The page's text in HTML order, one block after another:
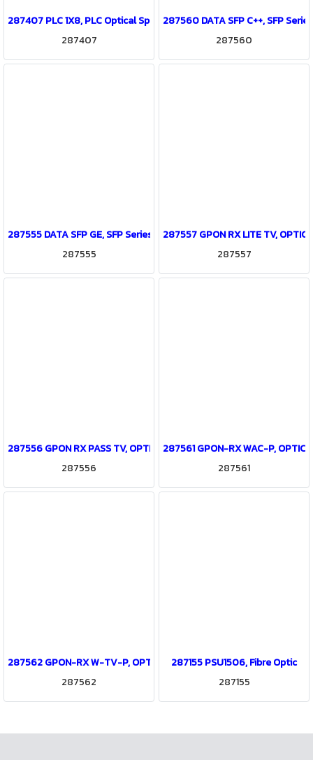
287407 PLC 1X8, PLC Optical Splitters Series
287407
287560 DATA SFP C++, SFP Series
287560
287555 DATA SFP GE, SFP Series
287555
287557 GPON RX LITE TV,
287557
287556 GPON RX PASS TV, OPTICAL NETWORK TERMINAL Series
287556
287561 GPON-RX WAC-P,
287561
287562 GPON-RX W-TV-P, OPTICAL NETWORK TERMINAL Series
287562
287155 PSU1506, Fibre Optic
287155